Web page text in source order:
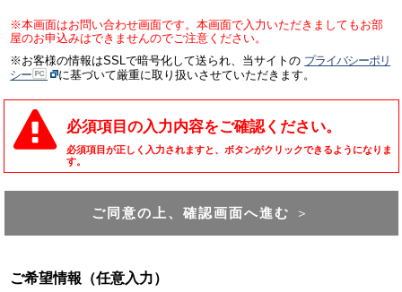
※本画面はお問い合わせ画面です。本画面で入力いただきましてもお部
屋のお申込みはできませんのでご注意ください。
※お客様の情報はSSLで暗号化して送られ、当サイトの プライバシーポリ
シー
に基づいて厳重に取り扱いさせていただきます。
必須項目の入力内容をご確認ください。
必須項目が正しく入力されますと、ボタンがクリックできるようになりま
す。
ご同意の上、確認画面へ進む ＞
ご希望情報（任意入力）